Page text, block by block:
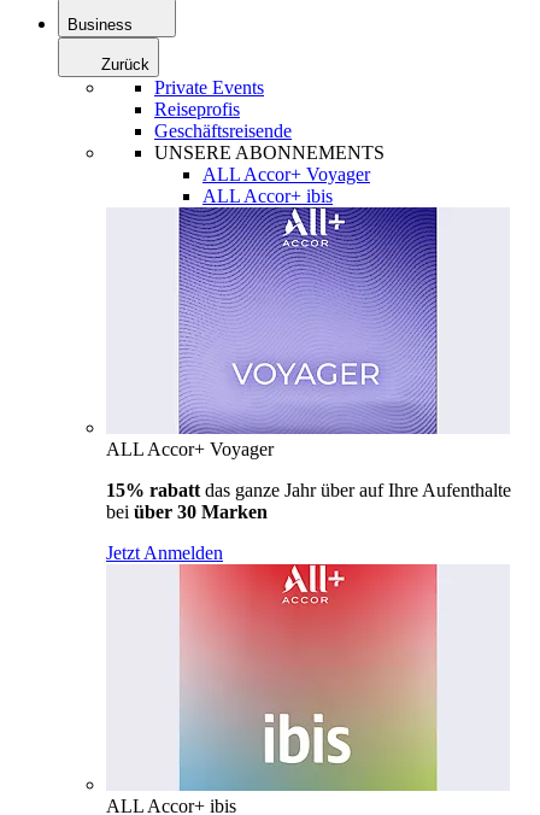
Business
Zurück
Private Events
Reiseprofis
Geschäftsreisende
UNSERE ABONNEMENTS
ALL Accor+ Voyager
ALL Accor+ ibis
ALL Accor+ Voyager
15% rabatt das ganze Jahr über auf Ihre Aufenthalte
bei über 30 Marken
Jetzt Anmelden
ALL Accor+ ibis